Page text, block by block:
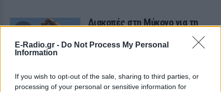
E-Radio.gr - Do Not Process My Personal
Information
If you wish to opt-out of the sale, sharing to third parties, or
processing of your personal or sensitive information for
Διακοπές στη Μύκονο για τη
φωτογραφίες με μαγιό στην
Μέσα από ανάρτηση στο Instagram
μοιράστηκε στιγμές από τις